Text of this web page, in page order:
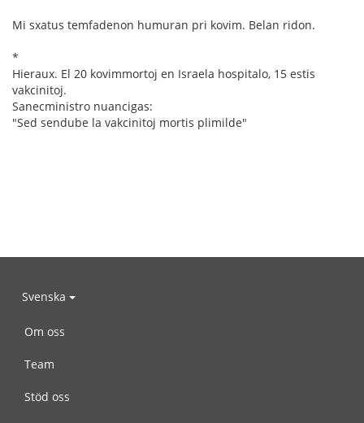
Mi sxatus temfadenon humuran pri kovim. Belan ridon.
*
Hieraux. El 20 kovimmortoj en Israela hospitalo, 15 estis
vakcinitoj.
Sanecministro nuancigas:
"Sed sendube la vakcinitoj mortis plimilde"
Svenska
Om oss
Team
Stöd oss